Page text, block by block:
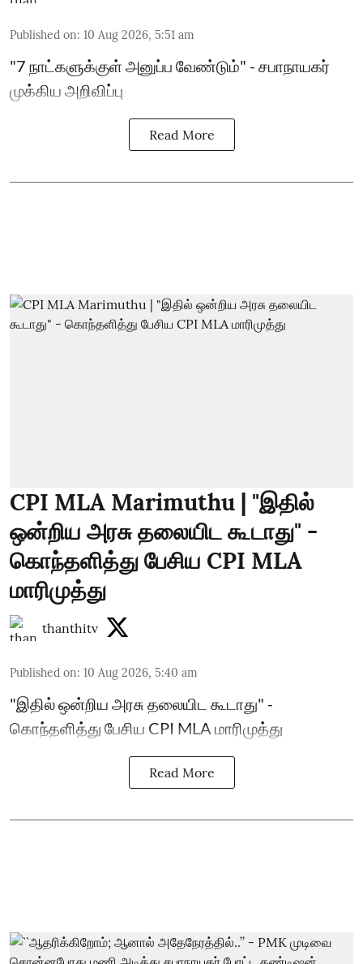
Published on: 10 Aug 2026, 5:51 am
"7 நாட்களுக்குள் அனுப்ப வேண்டும்" - சபாநாயகர்
முக்கிய அறிவிப்பு
Read More
CPI MLA Marimuthu | "இதில்
ஒன்றிய அரசு தலையிட கூடாது" -
கொந்தளித்து பேசிய CPI MLA
மாரிமுத்து
thanthitv
Published on: 10 Aug 2026, 5:40 am
"இதில் ஒன்றிய அரசு தலையிட கூடாது" -
கொந்தளித்து பேசிய CPI MLA மாரிமுத்து
Read More